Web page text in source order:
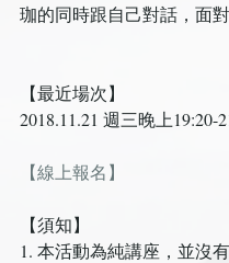
珈的同時跟自己對話，面對
【最近場次】
2018.11.21 週三晚上19:20-
【線上報名】
【須知】
1. 本活動為純講座，並沒